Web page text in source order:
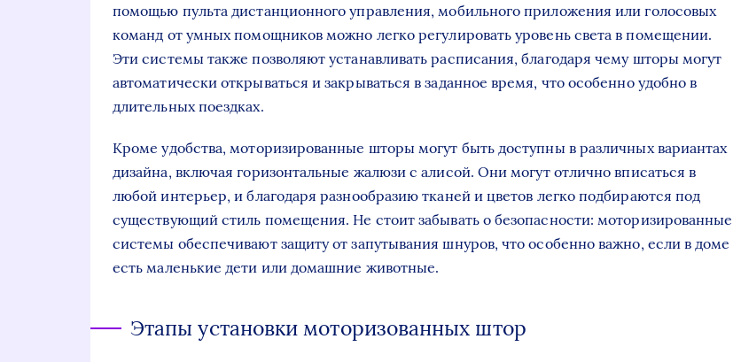
помощью пульта дистанционного управления, мобильного приложения или голосовых
команд от умных помощников можно легко регулировать уровень света в помещении.
Эти системы также позволяют устанавливать расписания, благодаря чему шторы могут
автоматически открываться и закрываться в заданное время, что особенно удобно в
длительных поездках.
Кроме удобства, моторизированные шторы могут быть доступны в различных вариантах
дизайна, включая горизонтальные жалюзи с алисой. Они могут отлично вписаться в
любой интерьер, и благодаря разнообразию тканей и цветов легко подбираются под
существующий стиль помещения. Не стоит забывать о безопасности: моторизированные
системы обеспечивают защиту от запутывания шнуров, что особенно важно, если в доме
есть маленькие дети или домашние животные.
Этапы установки моторизованных штор